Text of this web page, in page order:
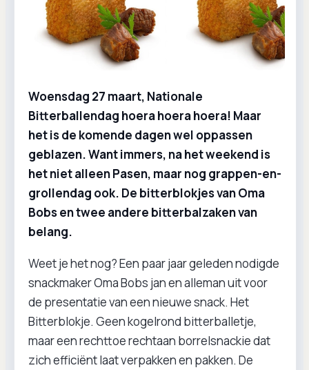
Woensdag 27 maart, Nationale
Bitterballendag hoera hoera hoera! Maar
het is de komende dagen wel oppassen
geblazen. Want immers, na het weekend is
het niet alleen Pasen, maar nog grappen-en-
grollendag ook. De bitterblokjes van Oma
Bobs en twee andere bitterbalzaken van
belang.
Weet je het nog? Een paar jaar geleden nodigde
snackmaker Oma Bobs jan en alleman uit voor
de presentatie van een nieuwe snack. Het
Bitterblokje. Geen kogelrond bitterballetje,
maar een rechttoe rechtaan borrelsnackie dat
zich efficiënt laat verpakken en pakken. De